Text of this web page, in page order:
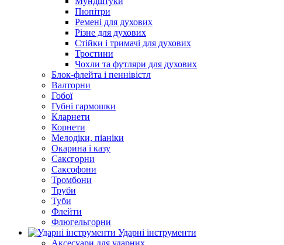
Пюпітри
Ремені для духових
Різне для духових
Стійки і тримачі для духових
Тростини
Чохли та футляри для духових
Блок-флейта і пеннівістл
Валторни
Гобої
Губні гармошки
Кларнети
Корнети
Мелодіки, піаніки
Окарина і казу
Саксгорни
Саксофони
Тромбони
Труби
Туби
Флейти
Флюгельгорни
Ударні інструменти
Аксесуари для ударних